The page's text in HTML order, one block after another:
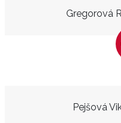
Gregorová
Pejšová